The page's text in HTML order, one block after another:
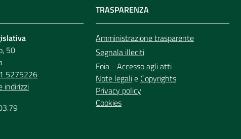
50
5275226
indirizzi
TRASPARENZA
Amministrazione trasparente
Segnala illeciti
Foia - Accesso agli atti
Note legalie Copyrights
Privacy policy
Cookies